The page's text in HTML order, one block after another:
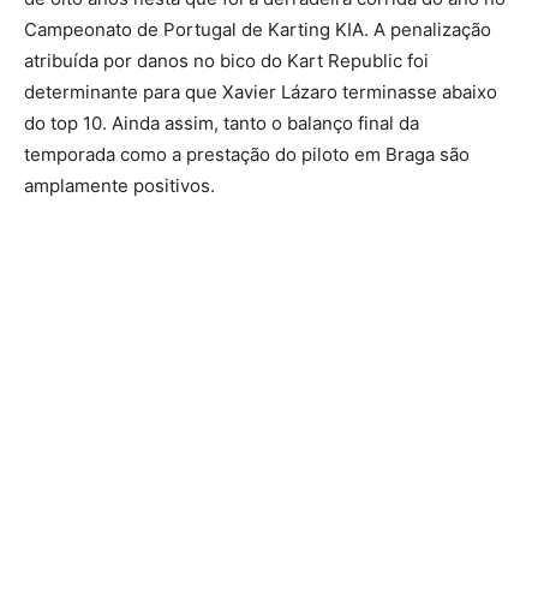
Campeonato de Portugal de Karting KIA. A penalização
atribuída por danos no bico do Kart Republic foi
determinante para que Xavier Lázaro terminasse abaixo
do top 10. Ainda assim, tanto o balanço final da
temporada como a prestação do piloto em Braga são
amplamente positivos.